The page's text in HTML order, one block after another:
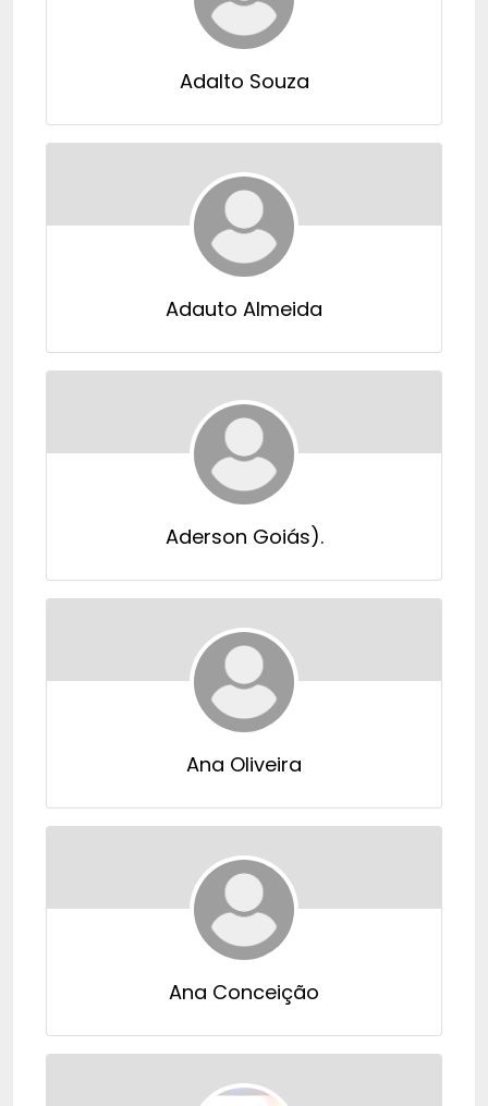
Adalto Souza
Adauto Almeida
Aderson Goiás).
Ana Oliveira
Ana Conceição